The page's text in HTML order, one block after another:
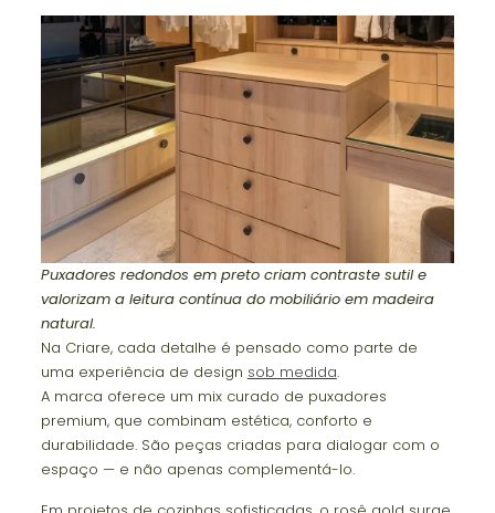
Puxadores redondos em preto criam contraste sutil e
valorizam a leitura contínua do mobiliário em madeira
natural.
Na Criare, cada detalhe é pensado como parte de
uma experiência de design sob medida.
A marca oferece um mix curado de puxadores
premium, que combinam estética, conforto e
durabilidade. São peças criadas para dialogar com o
espaço — e não apenas complementá-lo.